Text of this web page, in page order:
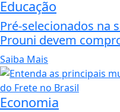
Educação
Pré-selecionados na
Prouni devem
Saiba Mais
Economia